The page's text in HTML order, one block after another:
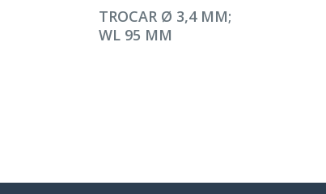
DEVAMINI OKU
TROCAR Ø 3,4 MM;
WL 95 MM